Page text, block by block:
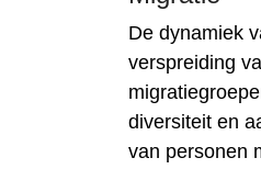
De dynamiek
verspreiding
diversiteit en
van personen